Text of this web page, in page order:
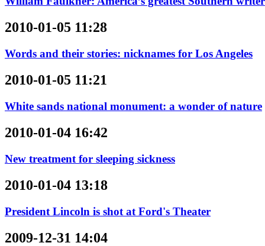
2010-01-05 11:28
Words and their stories: nicknames for Los Angeles
2010-01-05 11:21
White sands national monument: a wonder of nature
2010-01-04 16:42
New treatment for sleeping sickness
2010-01-04 13:18
President Lincoln is shot at Ford's Theater
2009-12-31 14:04